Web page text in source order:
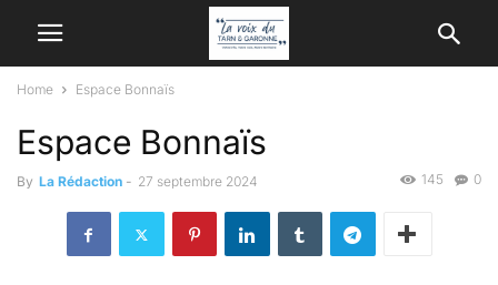
Home Espace Bonnaïs
Espace Bonnaïs
By La Rédaction - 27 septembre 2024 0
145